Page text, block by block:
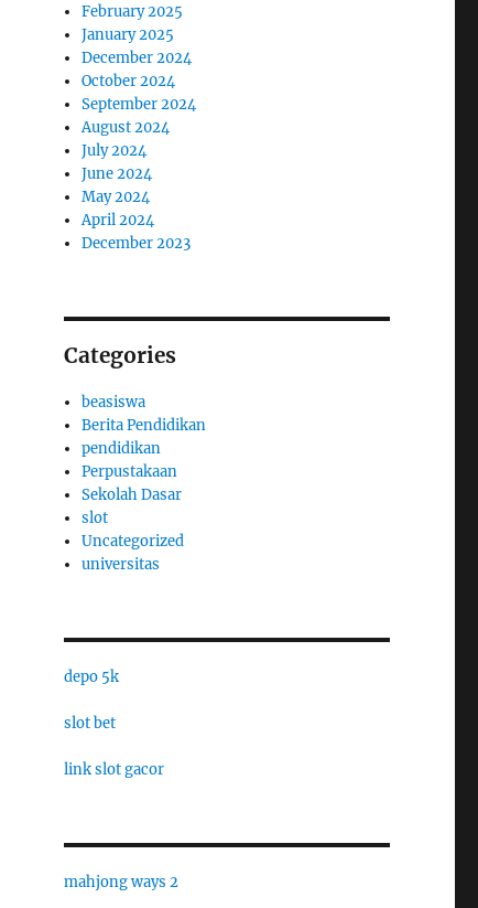
February 2025
January 2025
December 2024
October 2024
September 2024
August 2024
July 2024
June 2024
May 2024
April 2024
December 2023
Categories
beasiswa
Berita Pendidikan
pendidikan
Perpustakaan
Sekolah Dasar
slot
Uncategorized
universitas
depo 5k
slot bet
link slot gacor
mahjong ways 2